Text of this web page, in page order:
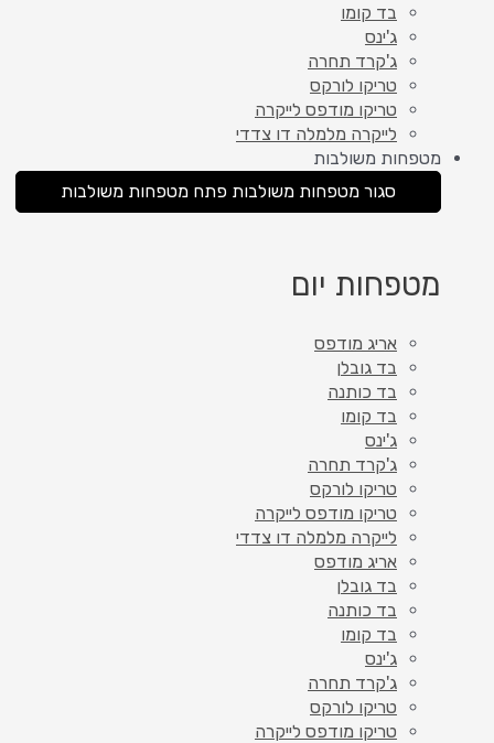
בד קומו
ג'ינס
ג'קרד תחרה
טריקו לורקס
טריקו מודפס לייקרה
לייקרה מלמלה דו צדדי
מטפחות משולבות
סגור מטפחות משולבות פתח מטפחות משולבות
מטפחות יום
אריג מודפס
בד גובלן
בד כותנה
בד קומו
ג'ינס
ג'קרד תחרה
טריקו לורקס
טריקו מודפס לייקרה
לייקרה מלמלה דו צדדי
אריג מודפס
בד גובלן
בד כותנה
בד קומו
ג'ינס
ג'קרד תחרה
טריקו לורקס
טריקו מודפס לייקרה